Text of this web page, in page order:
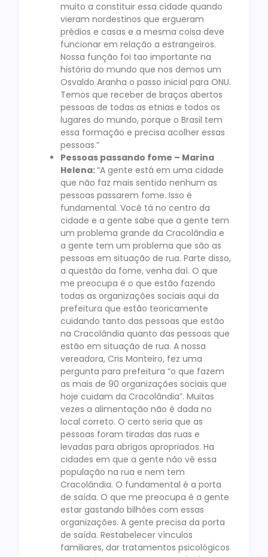
muito a constituir essa cidade quando
vieram nordestinos que ergueram
prédios e casas e a mesma coisa deve
funcionar em relação a estrangeiros.
Nossa função foi tao importante na
história do mundo que nos demos um
Osvaldo Aranha o passo inicial para ONU.
Temos que receber de braços abertos
pessoas de todas as etnias e todos os
lugares do mundo, porque o Brasil tem
essa formação e precisa acolher essas
pessoas.”
Pessoas passando fome – Marina
Helena:“A gente está em uma cidade
que não faz mais sentido nenhum as
pessoas passarem fome. Isso é
fundamental. Você tá no centro da
cidade e a gente sabe que a gente tem
um problema grande da Cracolândia e
a gente tem um problema que são as
pessoas em situação de rua. Parte disso,
a questão da fome, venha daí. O que
me preocupa é o que estão fazendo
todas as organizações sociais aqui da
prefeitura que estão teoricamente
cuidando tanto das pessoas que estão
na Cracolândia quanto das pessoas que
estão em situação de rua. A nossa
vereadora, Cris Monteiro, fez uma
pergunta para prefeitura “o que fazem
as mais de 90 organizações sociais que
hoje cuidam da Cracolândia”. Muitas
vezes a alimentação não é dada no
local correto. O certo seria que as
pessoas foram tiradas das ruas e
levadas para abrigos apropriados. Ha
cidades em que a gente não vê essa
população na rua e nem tem
Cracolândia. O fundamental é a porta
de saída. O que me preocupa é a gente
estar gastando bilhões com essas
organizações. A gente precisa da porta
de saída. Restabelecer vínculos
familiares, dar tratamentos psicológicos